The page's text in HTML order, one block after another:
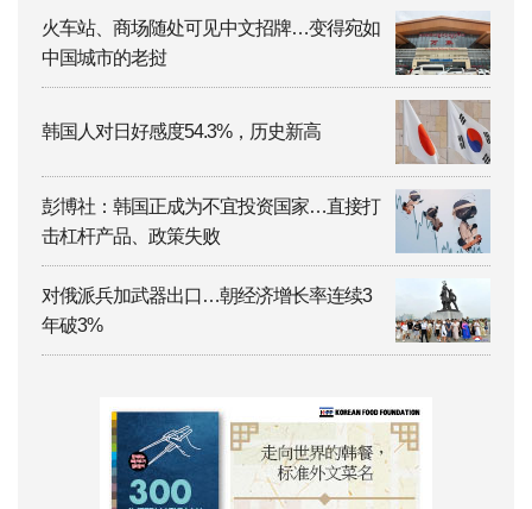
火车站、商场随处可见中文招牌…变得宛如
中国城市的老挝
韩国人对日好感度54.3%，历史新高
彭博社：韩国正成为不宜投资国家…直接打
击杠杆产品、政策失败
对俄派兵加武器出口…朝经济增长率连续3
年破3%